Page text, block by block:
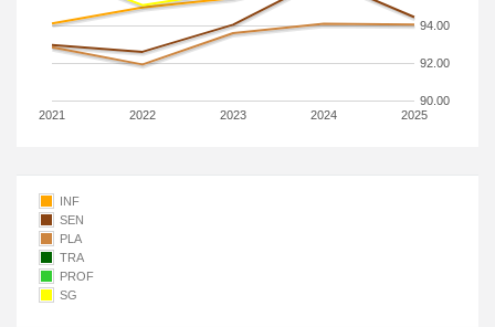
2021 2022 2023 2024 2025
90.00
92.00
94.00
INF
SEN
PLA
TRA
PROF
SG